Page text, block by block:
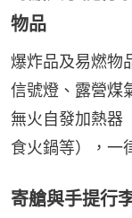
物品
爆炸品及易燃物
信號燈、露營煤
無火自發加熱器
食火鍋等），一
寄艙與手提行